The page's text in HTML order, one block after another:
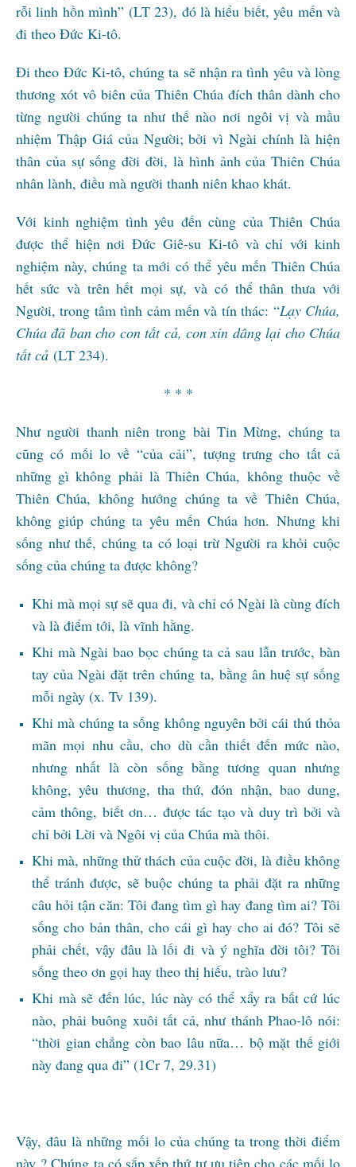
rỗi linh hồn mình” (LT 23), đó là hiểu biết, yêu mến và
đi theo Đức Ki-tô.
Đi theo Đức Ki-tô, chúng ta sẽ nhận ra tình yêu và lòng
thương xót vô biên của Thiên Chúa đích thân dành cho
từng người chúng ta như thế nào nơi ngôi vị và mầu
nhiệm Thập Giá của Người; bởi vì Ngài chính là hiện
thân của sự sống đời đời, là hình ảnh của Thiên Chúa
nhân lành, điều mà người thanh niên khao khát.
Với kinh nghiệm tình yêu đến cùng của Thiên Chúa
được thể hiện nơi Đức Giê-su Ki-tô và chỉ với kinh
nghiệm này, chúng ta mới có thể yêu mến Thiên Chúa
hết sức và trên hết mọi sự, và có thể thân thưa với
Người, trong tâm tình cảm mến và tín thác: “Lạy Chúa,
Chúa đã ban cho con tất cả, con xin dâng lại cho Chúa
tất cả (LT 234).
* * *
Như người thanh niên trong bài Tin Mừng, chúng ta
cũng có mối lo về “của cải”, tượng trưng cho tất cả
những gì không phải là Thiên Chúa, không thuộc về
Thiên Chúa, không hướng chúng ta về Thiên Chúa,
không giúp chúng ta yêu mến Chúa hơn. Nhưng khi
sống như thế, chúng ta có loại trừ Người ra khỏi cuộc
sống của chúng ta được không?
Khi mà mọi sự sẽ qua đi, và chỉ có Ngài là cùng đích
và là điểm tới, là vĩnh hằng.
Khi mà Ngài bao bọc chúng ta cả sau lẫn trước, bàn
tay của Ngài đặt trên chúng ta, bằng ân huệ sự sống
mỗi ngày (x. Tv 139).
Khi mà chúng ta sống không nguyên bởi cái thú thỏa
mãn mọi nhu cầu, cho dù cần thiết đến mức nào,
nhưng nhất là còn sống bằng tương quan nhưng
không, yêu thương, tha thứ, đón nhận, bao dung,
cảm thông, biết ơn… được tác tạo và duy trì bởi và
chỉ bởi Lời và Ngôi vị của Chúa mà thôi.
Khi mà, những thử thách của cuộc đời, là điều không
thể tránh được, sẽ buộc chúng ta phải đặt ra những
câu hỏi tận căn: Tôi đang tìm gì hay đang tìm ai? Tôi
sống cho bản thân, cho cái gì hay cho ai đó? Tôi sẽ
phải chết, vậy đâu là lối đi và ý nghĩa đời tôi? Tôi
sống theo ơn gọi hay theo thị hiếu, trào lưu?
Khi mà sẽ đến lúc, lúc này có thể xẩy ra bất cứ lúc
nào, phải buông xuôi tất cả, như thánh Phao-lô nói:
“thời gian chẳng còn bao lâu nữa… bộ mặt thế giới
này đang qua đi” (1Cr 7, 29.31)
Vậy, đâu là những mối lo của chúng ta trong thời điểm
này ? Chúng ta có sắp xếp thứ tự ưu tiên cho các mối lo